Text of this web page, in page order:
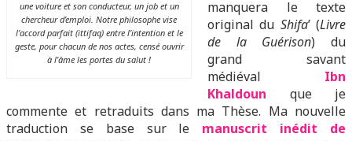
une voiture et son conducteur, un job et un
chercheur d’emploi. Notre philosophe vise
l’accord parfait (ittifaq) entre l’intention et le
geste, pour chacun de nos actes, censé ouvrir
à l’âme les portes du salut !
manquera le texte
original du Shifa’ (Livre
de la Guérison) du
grand savant
médiéval Ibn
Khaldoun que je
commente et retraduits dans ma Thèse. Ma nouvelle
traduction se base sur le manuscrit inédit de